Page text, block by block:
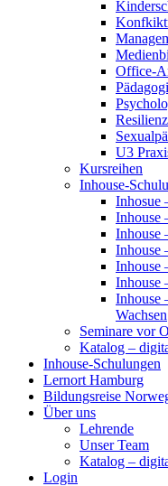
Office-
Resilienz
U3
Kursreihen
Inhouse-
Inhosue
Inhouse
Inhouse
Inhouse
Inhouse
Inhouse
Inhouse
Wachsen
Seminare vor
Katalog –
Inhouse-Schulungen
Lernort Hamburg
Bildungsreise
Über uns
Lehrende
Unser Team
Katalog –
Login